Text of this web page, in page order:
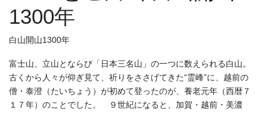
白山開山1300年
富士山、立山とならび「日本三名山」の一つに数えられる白山。
古くから人々が仰ぎ見て、祈りをささげてきた“霊峰”に、越前の
僧・泰澄 （たいちょう） が初めて登ったのが、養老元年 （西暦７
１７年） のことでした。 ９世紀になると、加賀・越前・美濃